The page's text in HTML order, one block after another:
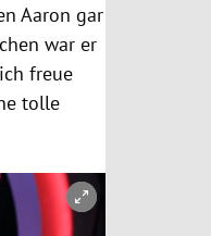
Aaron gar
war er
freue
tolle